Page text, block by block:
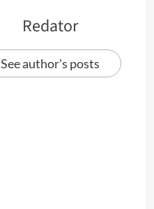
Redator
See author's posts